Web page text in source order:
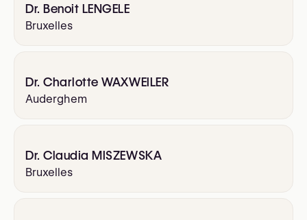
Dr. Benoit LENGELE
Bruxelles
Dr. Charlotte WAXWEILER
Auderghem
Dr. Claudia MISZEWSKA
Bruxelles